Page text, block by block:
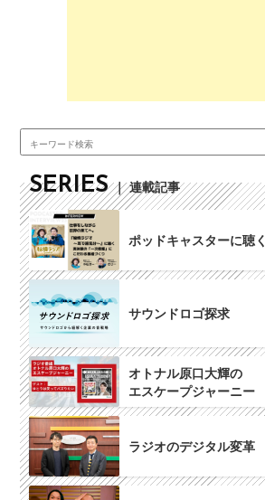
SERIES ｜ 連載記事
ポッドキャスターに聴く
サウンドロゴ探求
オトナル原口大輝の
エスケープジャーニー
ラジオのデジタル変革